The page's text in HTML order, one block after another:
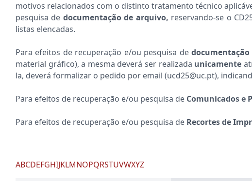
motivos relacionados com o distinto tratamento técnico
pesquisa de documentação de arquivo, reservando-se o
listas elencadas.
Para efeitos de recuperação e/ou pesquisa de
material gráfico), a mesma deverá ser realizada unicamente
la, deverá formalizar o pedido por email (ucd25@uc.pt),
Para efeitos de recuperação e/ou pesquisa de Comunicados e
Para efeitos de recuperação e/ou pesquisa de Recortes de
ABCDEFGHIJKLMNOPQRSTUVWXYZ